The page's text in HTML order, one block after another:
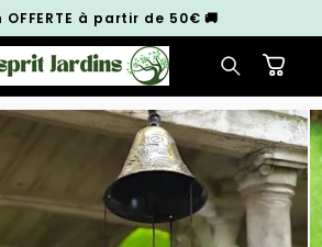
OFFERTE à partir de 50€ 🚚
Panier